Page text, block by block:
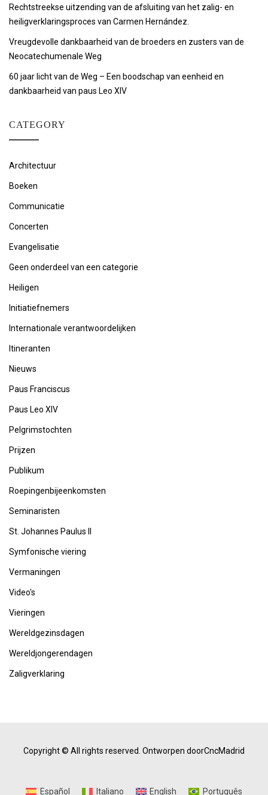
Rechtstreekse uitzending van de afsluiting van het zalig- en
heiligverklaringsproces van Carmen Hernández.
Vreugdevolle dankbaarheid van de broeders en zusters van de
Neocatechumenale Weg
60 jaar licht van de Weg – Een boodschap van eenheid en
dankbaarheid van paus Leo XIV
CATEGORY
Architectuur
Boeken
Communicatie
Concerten
Evangelisatie
Geen onderdeel van een categorie
Heiligen
Initiatiefnemers
Internationale verantwoordelijken
Itineranten
Nieuws
Paus Franciscus
Paus Leo XIV
Pelgrimstochten
Prijzen
Publikum
Roepingenbijeenkomsten
Seminaristen
St. Johannes Paulus II
Symfonische viering
Vermaningen
Video's
Vieringen
Wereldgezinsdagen
Wereldjongerendagen
Zaligverklaring
Copyright © All rights reserved. Ontworpen doorCncMadrid
Español Italiano English Português